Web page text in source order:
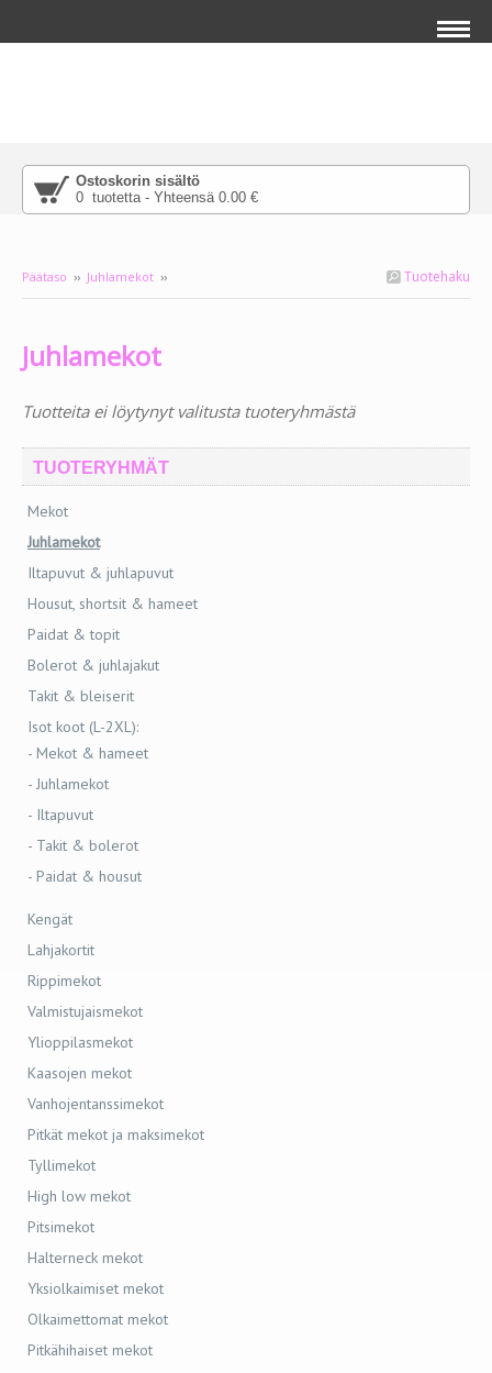
Ostoskorin sisältö
0 tuotetta - Yhteensä 0.00 €
salamaikonia, joka ilmestyy tuodessasi
hiiren tämän tekstin päälle.
Tuotehaku
Päätaso ›› Juhlamekot ››
Juhlamekot
Tuotteita ei löytynyt valitusta tuoteryhmästä
TUOTERYHMÄT
Mekot
Juhlamekot
Iltapuvut & juhlapuvut
Housut, shortsit & hameet
Paidat & topit
Bolerot & juhlajakut
Takit & bleiserit
Isot koot (L-2XL):
- Mekot & hameet
- Juhlamekot
- Iltapuvut
- Takit & bolerot
- Paidat & housut
Kengät
Lahjakortit
Rippimekot
Valmistujaismekot
Ylioppilasmekot
Kaasojen mekot
Vanhojentanssimekot
Pitkät mekot ja maksimekot
Tyllimekot
High low mekot
Pitsimekot
Halterneck mekot
Yksiolkaimiset mekot
Olkaimettomat mekot
Pitkähihaiset mekot